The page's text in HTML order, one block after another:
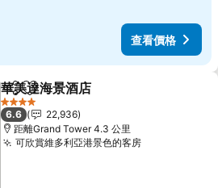
查看價格
分享 放到收藏夾
華美達海景酒店
4 星級
6.6
22,936
距離Grand Tower 4.3 公里
可欣賞維多利亞港景色的客房